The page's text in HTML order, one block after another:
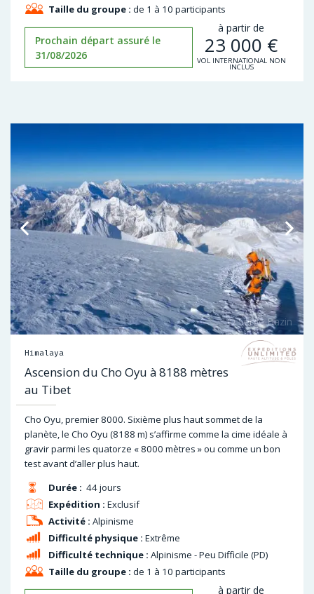
Taille du groupe : de 1 à 10 participants
Prochain départ assuré le
31/08/2026
à partir de
23 000 €
VOL INTERNATIONAL NON
INCLUS
Himalaya
Ascension du Cho Oyu à 8188 mètres
au Tibet
Cho Oyu, premier 8000. Sixième plus haut sommet de la
planète, le Cho Oyu (8188 m) s’affirme comme la cime idéale à
gravir parmi les quatorze « 8000 mètres » ou comme un bon
test avant d’aller plus haut.
Durée : 44 jours
Difficulté physique : Extrême
Expédition : Exclusif
Difficulté technique : Alpinisme - Peu Difficile (PD)
Activité : Alpinisme
Taille du groupe : de 1 à 10 participants
à partir de